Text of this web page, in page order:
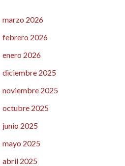
marzo 2026
febrero 2026
enero 2026
diciembre 2025
noviembre 2025
octubre 2025
junio 2025
mayo 2025
abril 2025